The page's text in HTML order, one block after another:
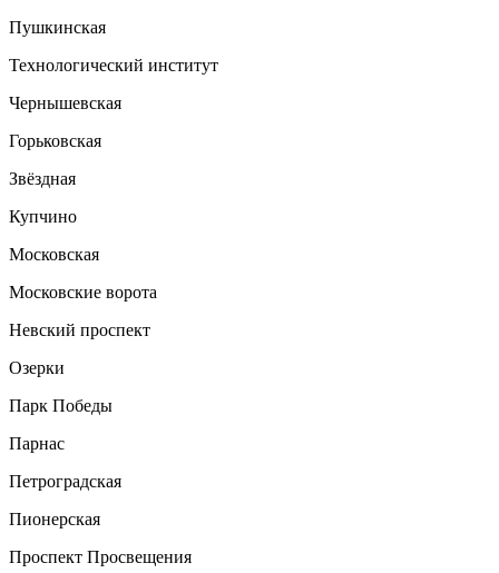
Пушкинская
Технологический институт
Чернышевская
Горьковская
Звёздная
Купчино
Московская
Московские ворота
Невский проспект
Озерки
Парк Победы
Парнас
Петроградская
Пионерская
Проспект Просвещения